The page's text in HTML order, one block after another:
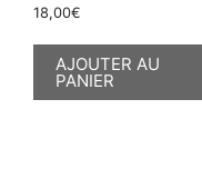
18,00€
AJOUTER AU
PANIER